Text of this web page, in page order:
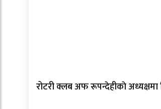
रोटरी क्लब अफ रूपन्देहीकाे अध्यक्षमा